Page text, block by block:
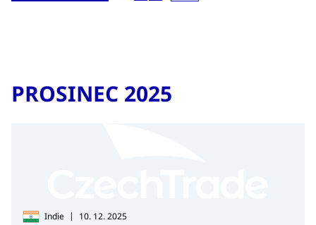
PROSINEC 2025
Indie | 10. 12. 2025